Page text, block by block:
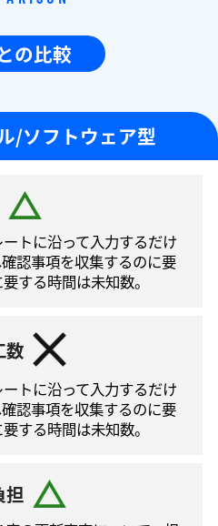
の比較
/ソフトウェア型
トに沿って⼊⼒するだけ
認事項を収集するのに要
する時間は未知数。
数
トに沿って⼊⼒するだけ
認事項を収集するのに要
する時間は未知数。
担